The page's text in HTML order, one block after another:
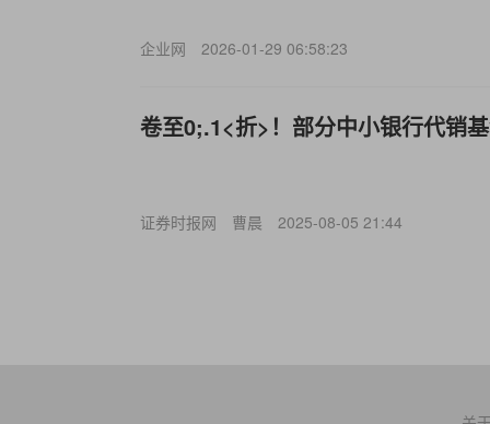
企业网 2026-01-29 06:58:23
卷至0;.1<折>！部分中小银行代销
证券时报网 曹晨 2025-08-05 21:44